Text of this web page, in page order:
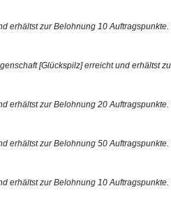
erhältst zur Belohnung 10
[Glückspilz] erreicht und erhältst
erhältst zur Belohnung 20
erhältst zur Belohnung 50
erhältst zur Belohnung 10